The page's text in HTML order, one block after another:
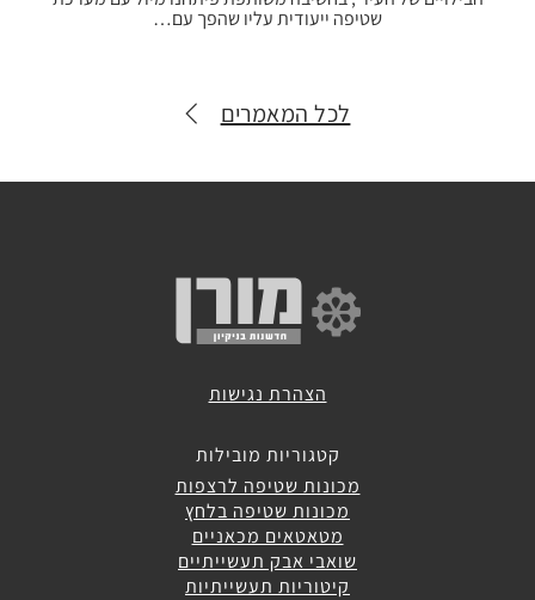
שטיפה ייעודית עליו שהפך עם…
לכל המאמרים
הצהרת נגישות
קטגוריות מובילות
מכונות שטיפה לרצפות
מכונות שטיפה בלחץ
מטאטאים מכאניים
שואבי אבק תעשייתיים
קיטוריות תעשייתיות